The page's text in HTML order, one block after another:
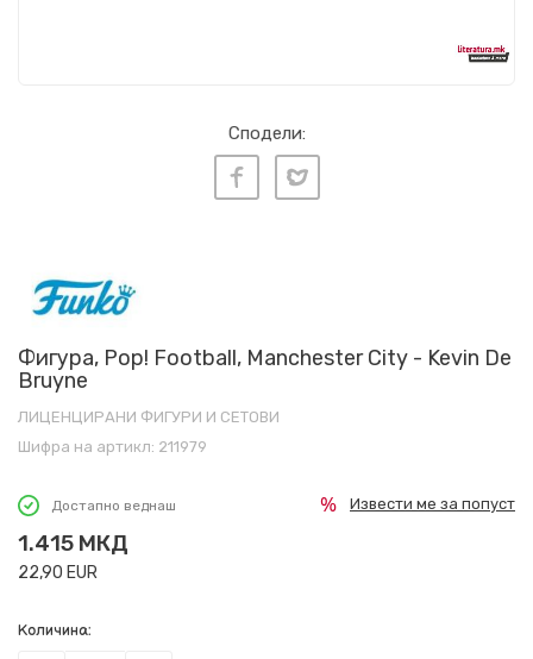
Сподели:
Фигура, Pop! Football, Manchester City - Kevin De
Bruyne
ЛИЦЕНЦИРАНИ ФИГУРИ И СЕТОВИ
Шифра на артикл: 211979
Достапно веднаш
1.415 МКД
22,90 EUR
Извести ме за попуст
Количина: